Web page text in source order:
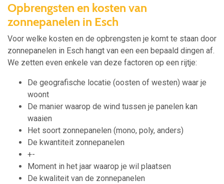
Opbrengsten en kosten van
zonnepanelen in Esch
Voor welke kosten en de opbrengsten je komt te staan door
zonnepanelen in Esch hangt van een een bepaald dingen af.
We zetten even enkele van deze factoren op een rijtje:
De geografische locatie (oosten of westen) waar je
woont
De manier waarop de wind tussen je panelen kan
waaien
Het soort zonnepanelen (mono, poly, anders)
De kwantiteit zonnepanelen
+-
Moment in het jaar waarop je wil plaatsen
De kwaliteit van de zonnepanelen